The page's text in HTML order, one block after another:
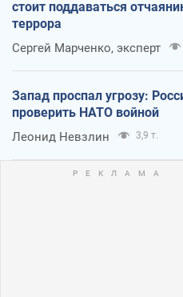
стоит поддаваться
террора
Сергей Марченко, эксперт
Запад проспал угрозу:
проверить НАТО войной
Леонид Невзлин 3,9 т.